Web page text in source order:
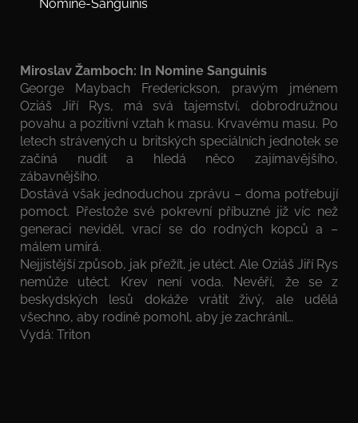
Miroslav Žamboch: In Nomine Sanguinis
George Maybach Frederickson, pravým jménem
Oziáš Jiří Rys, má svá tajemství, dobrodružnou
povahu a pozitivní vztah k masu. Krvavému masu. Po
letech strávených u britských speciálních jednotek se
začíná nudit a hledá něco zajímavějšího,
zábavnějšího.
Dostává však jednoduchou zprávu – doma potřebují
pomoct. Přestože své pokrevní příbuzné již víc než
generaci neviděl, vrací se do rodných kopců a –
málem umírá.
Nejjistější způsob, jak přežít, je utéct. Ale Oziáš Jiří Rys
nemůže utéct. Krev není voda. Nevěří, že se z
beskydských lesů dokáže vrátit živý, ale udělá
všechno, aby rodině pomohl, aby je zachránil…
Vydá: Triton